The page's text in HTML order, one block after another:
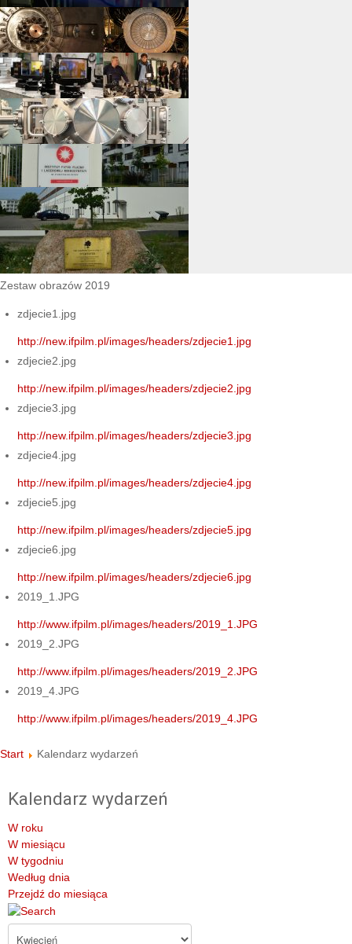
Zestaw obrazów 2019
zdjecie1.jpg
http://new.ifpilm.pl/images/headers/zdjecie1.jpg
zdjecie2.jpg
http://new.ifpilm.pl/images/headers/zdjecie2.jpg
zdjecie3.jpg
http://new.ifpilm.pl/images/headers/zdjecie3.jpg
zdjecie4.jpg
http://new.ifpilm.pl/images/headers/zdjecie4.jpg
zdjecie5.jpg
http://new.ifpilm.pl/images/headers/zdjecie5.jpg
zdjecie6.jpg
http://new.ifpilm.pl/images/headers/zdjecie6.jpg
2019_1.JPG
http://www.ifpilm.pl/images/headers/2019_1.JPG
2019_2.JPG
http://www.ifpilm.pl/images/headers/2019_2.JPG
2019_4.JPG
http://www.ifpilm.pl/images/headers/2019_4.JPG
Start Kalendarz wydarzeń
Kalendarz wydarzeń
W roku
W miesiącu
W tygodniu
Według dnia
Przejdź do miesiąca